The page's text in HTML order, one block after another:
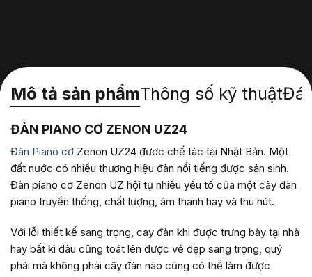
Mô tả sản phẩmThông số kỹ thuật
ĐÀN PIANO CƠ ZENON UZ24
Đàn Piano cơ Zenon UZ24 được chế tác tại Nhật Bản. Một
đất nước có nhiều thương hiệu đàn nổi tiếng được sản sinh.
Đàn piano cơ Zenon UZ hội tụ nhiều yếu tố của một cây đàn
piano truyền thống, chất lượng, âm thanh hay và thu hút.
Với lỗi thiết kế sang trọng, cay đàn khi được trưng bày tại nhà
hay bất kì đâu cũng toát lên được vẻ đẹp sang trọng, quý
phái mà không phải cây đàn nào cũng có thể làm được